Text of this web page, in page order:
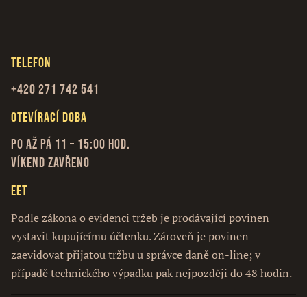
Telefon
+420 271 742 541
Otevírací doba
Po až Pá 11 – 15:00 hod.
Víkend zavřeno
EET
Podle zákona o evidenci tržeb je prodávající povinen
vystavit kupujícímu účtenku. Zároveň je povinen
zaevidovat přijatou tržbu u správce daně on-line; v
případě technického výpadku pak nejpozději do 48 hodin.